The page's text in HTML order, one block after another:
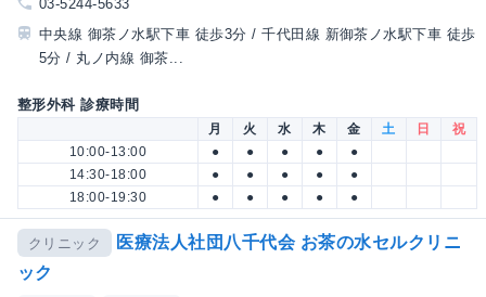
03-5244-5633
中央線 御茶ノ水駅下車 徒歩3分 / 千代田線 新御茶ノ水駅下車 徒歩
5分 / 丸ノ内線 御茶...
整形外科 診療時間
月 火 水 木 金 土 日
祝
10:00-13:00
● ● ● ●
●
14:30-18:00
● ● ● ●
●
18:00-19:30
● ● ● ● ●
クリニック
医療法人社団八千代会 お茶の水セルクリニ
ック